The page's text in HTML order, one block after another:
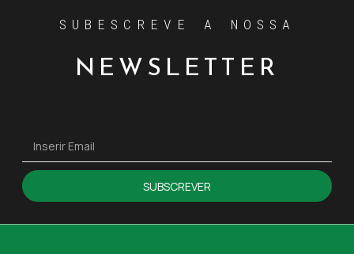
SUBESCREVE A NOSSA
NEWSLETTER
SUBSCREVER